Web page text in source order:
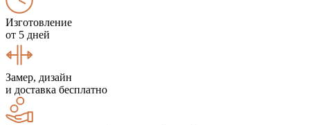
Изготовление
от 5 дней
Замер, дизайн
и доставка бесплатно